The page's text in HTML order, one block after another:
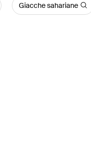
Giacche sahariane